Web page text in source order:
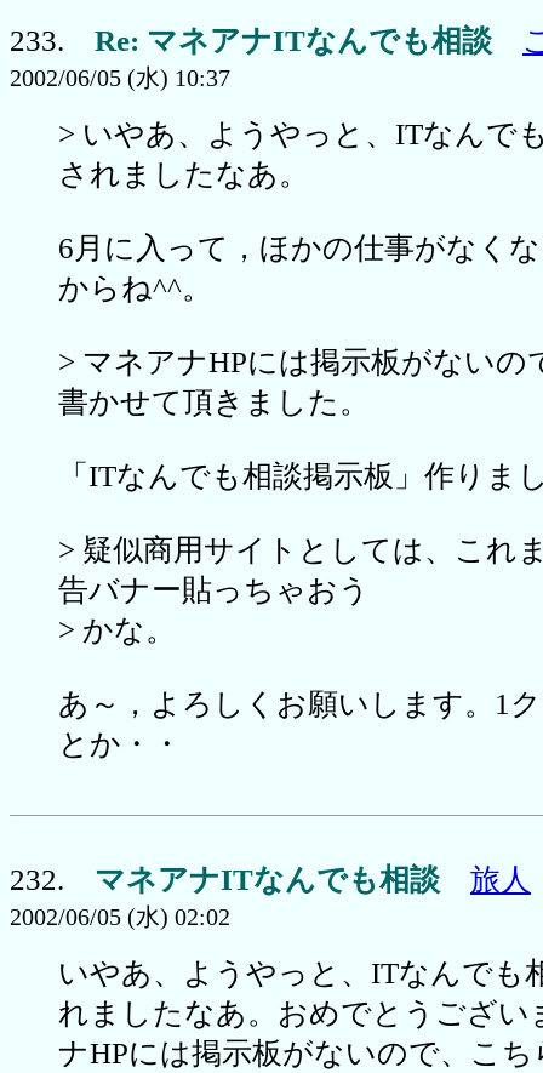
233. Re: マネアナITなんでも相談
2002/06/05 (水) 10:37
> いやあ、ようやっと、ITなんで
されましたなあ。
6月に入って，ほかの仕事がなく
からね^^。
> マネアナHPには掲示板がないの
書かせて頂きました。
「ITなんでも相談掲示板」作りま
> 疑似商用サイトとしては、これ
告バナー貼っちゃおう
> かな。
あ～，よろしくお願いします。1
とか・・
232. マネアナITなんでも相談 旅人
2002/06/05 (水) 02:02
いやあ、ようやっと、ITなんでも
れましたなあ。おめでとうござい
ナHPには掲示板がないので、こ